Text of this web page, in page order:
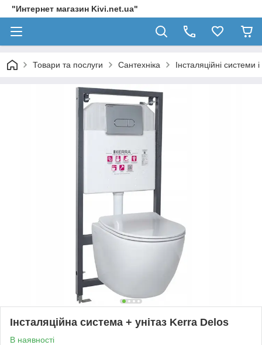
"Интернет магазин Kivi.net.ua"
Товари та послуги Сантехніка Інсталяційні системи і
Інсталяційна система + унітаз Kerra Delos
В наявності